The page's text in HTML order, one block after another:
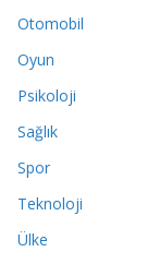
Otomobil
Oyun
Psikoloji
Sağlık
Spor
Teknoloji
Ülke